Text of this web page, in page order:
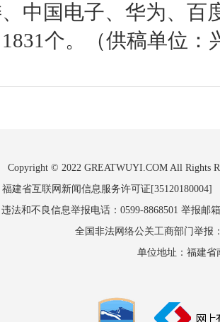
中国电子、华为、百
1831个。（供稿单位：
Copyright © 2022 GREATWUYI.COM All Rights
福建省互联网新闻信息服务许可证
违法和不良信息举报电话：0599-8868501 举报邮
全国非法网络公关工商部门举报
单位地址：福建省